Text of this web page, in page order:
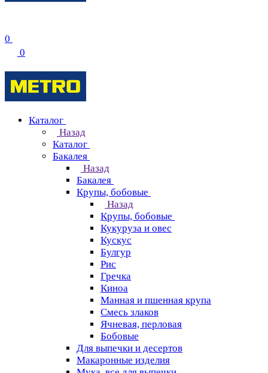
0
0
Каталог
Назад
Каталог
Бакалея
Назад
Бакалея
Крупы, бобовые
Назад
Крупы, бобовые
Кукуруза и овес
Кускус
Булгур
Рис
Гречка
Киноа
Манная и пшенная крупа
Смесь злаков
Ячневая, перловая
Бобовые
Для выпечки и десертов
Макаронные изделия